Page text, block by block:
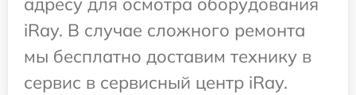
iRay. В случае сложного ремонта
мы бесплатно доставим технику в
сервис в сервисный центр iRay.